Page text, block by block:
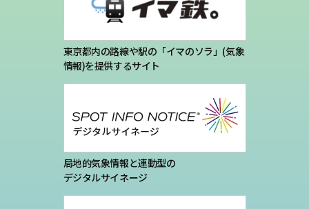
東京都内の路線や駅の「イマのソラ」(気象
情報)を提供するサイト
局地的気象情報と連動型の
デジタルサイネージ